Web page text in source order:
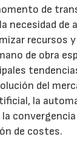
de
necesidad de
recursos
de obra
del
la
de costes.